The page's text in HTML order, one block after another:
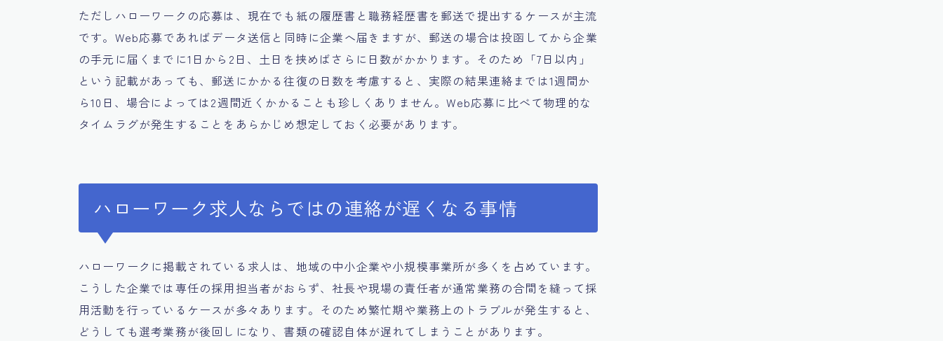
ただしハローワークの応募は、現在でも紙の履歴書と職務経歴書を郵送で提出するケースが主流
です。Web応募であればデータ送信と同時に企業へ届きますが、郵送の場合は投函してから企業
の手元に届くまでに1日から2日、土日を挟めばさらに日数がかかります。そのため「7日以内」
という記載があっても、郵送にかかる往復の日数を考慮すると、実際の結果連絡までは1週間か
ら10日、場合によっては2週間近くかかることも珍しくありません。Web応募に比べて物理的な
タイムラグが発生することをあらかじめ想定しておく必要があります。
ハローワーク求人ならではの連絡が遅くなる事情
ハローワークに掲載されている求人は、地域の中小企業や小規模事業所が多くを占めています。
こうした企業では専任の採用担当者がおらず、社長や現場の責任者が通常業務の合間を縫って採
用活動を行っているケースが多々あります。そのため繁忙期や業務上のトラブルが発生すると、
どうしても選考業務が後回しになり、書類の確認自体が遅れてしまうことがあります。